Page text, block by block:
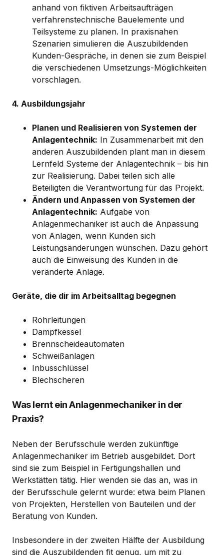
anhand von fiktiven Arbeitsaufträgen
verfahrenstechnische Bauelemente und
Teilsysteme zu planen. In praxisnahen
Szenarien simulieren die Auszubildenden
Kunden-Gespräche, in denen sie zum Beispiel
die verschiedenen Umsetzungs-Möglichkeiten
vorschlagen.
4. Ausbildungsjahr
Planen und Realisieren von Systemen der
Anlagentechnik: In Zusammenarbeit mit den
anderen Auszubildenden plant man in diesem
Lernfeld Systeme der Anlagentechnik – bis hin
zur Realisierung. Dabei teilen sich alle
Beteiligten die Verantwortung für das Projekt.
Ändern und Anpassen von Systemen der
Anlagentechnik: Aufgabe von
Anlagenmechaniker ist auch die Anpassung
von Anlagen, wenn Kunden sich
Leistungsänderungen wünschen. Dazu gehört
auch die Einweisung des Kunden in die
veränderte Anlage.
Geräte, die dir im Arbeitsalltag begegnen
Rohrleitungen
Dampfkessel
Brennscheideautomaten
Schweißanlagen
Inbusschlüssel
Blechscheren
Was lernt ein Anlagenmechaniker in der
Praxis?
Neben der Berufsschule werden zukünftige
Anlagenmechaniker im Betrieb ausgebildet. Dort
sind sie zum Beispiel in Fertigungshallen und
Werkstätten tätig. Hier wenden sie das an, was in
der Berufsschule gelernt wurde: etwa beim Planen
von Projekten, Herstellen von Bauteilen und der
Beratung von Kunden.
Insbesondere in der zweiten Hälfte der Ausbildung
sind die Auszubildenden fit genug, um mit zu